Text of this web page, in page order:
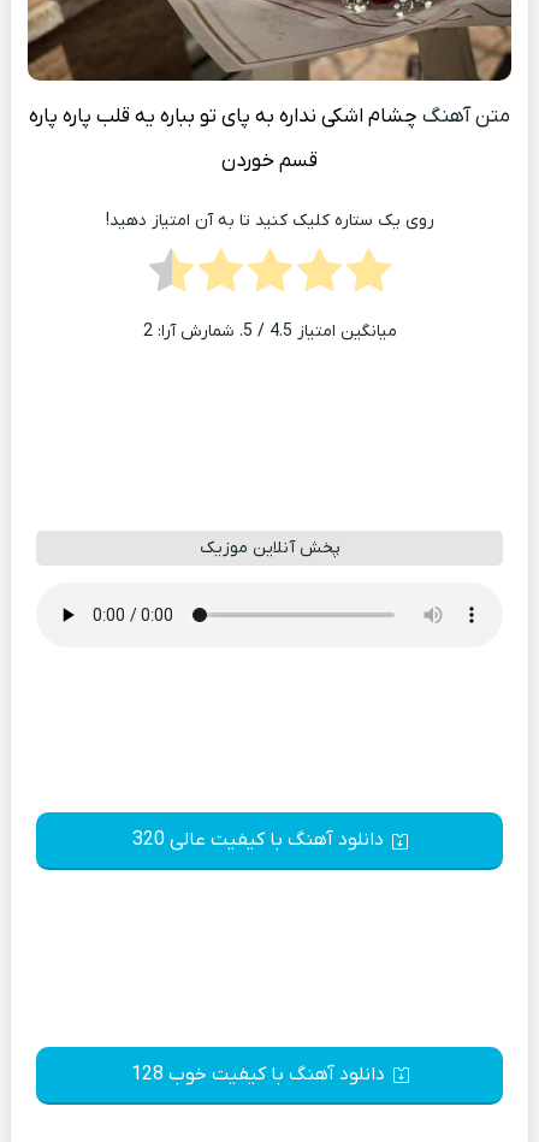
متن آهنگ چشام اشکی نداره به پای تو بباره يه قلب پاره پاره
قسم خوردن
روی یک ستاره کلیک کنید تا به آن امتیاز دهید!
میانگین امتیاز 4.5 / 5. شمارش آرا: 2
پخش آنلاین موزیک
دانلود آهنگ با کیفیت عالی 320
دانلود آهنگ با کیفیت خوب 128